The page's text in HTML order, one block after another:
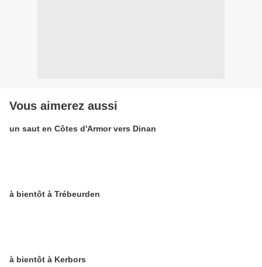
Vous aimerez aussi
un saut en Côtes d'Armor vers Dinan
à bientôt à Trébeurden
à bientôt à Kerbors